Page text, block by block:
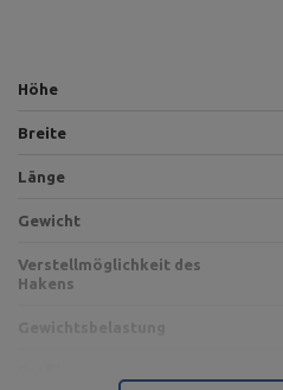
Höhe
Breite
Länge
Gewicht
Verstellmöglichkeit des
Hakens